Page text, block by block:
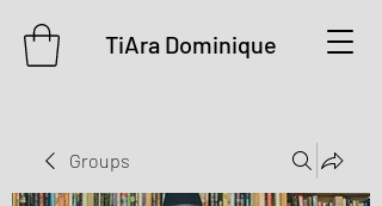
TiAra Dominique
Groups